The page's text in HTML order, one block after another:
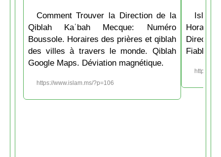
Comment Trouver la Direction de la
Qiblah Kaʿbah Mecque: Numéro
Boussole. Horaires des prières et qiblah
des villes à travers le monde. Qiblah
Google Maps. Déviation magnétique.
https://www.islam.ms/?p=106
Fiable et
https://